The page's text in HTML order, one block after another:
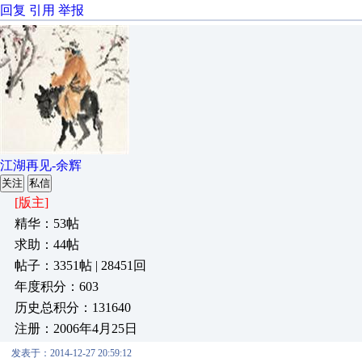
回复 引用 举报
江湖再见-余辉
关注 私信
[版主]
精华：53帖
求助：44帖
帖子：3351帖 | 28451回
年度积分：603
历史总积分：131640
注册：2006年4月25日
发表于：2014-12-27 20:59:12